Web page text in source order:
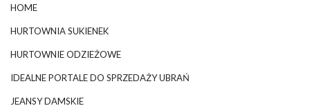
HOME
HURTOWNIA SUKIENEK
HURTOWNIE ODZIEŻOWE
IDEALNE PORTALE DO SPRZEDAŻY UBRAŃ
JEANSY DAMSKIE